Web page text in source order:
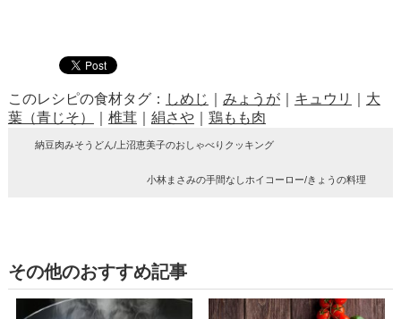
このレシピの食材タグ： しめじ みょうが｜ キュウリ
大
葉（青じそ）
椎茸｜ 絹さや｜ 鶏もも肉
納豆肉みそうどん/上沼恵美子のおしゃべりクッキング
小林まさみの手間なしホイコーロー/きょうの料理
その他のおすすめ記事